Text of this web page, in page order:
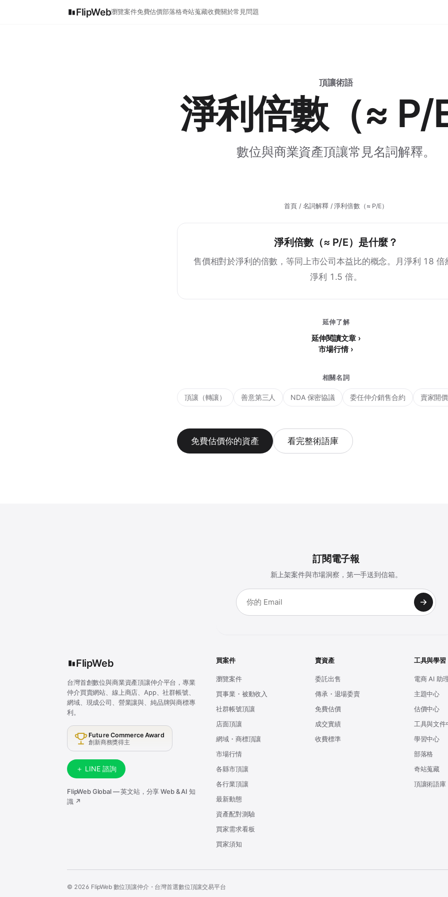
FlipWeb瀏覽案件免費估價部落格奇站蒐藏收費關於常見問題
頂讓術語
淨利倍數（≈ P/
數位與商業資產頂讓常見名詞解釋。
首頁 / 名詞解釋/ 淨利倍數（≈ P/E）
淨利倍數（≈ P/E）是什麼？
售價相對於淨利的倍數，等同上市公司本益比的概念。月淨利 18 倍
淨利 1.5 倍。
延伸了解
延伸閱讀文章 ›
市場行情 ›
相關名詞
頂讓（轉讓） 善意第三人 NDA 保密協議 委任仲介銷售合約 賣家開價
免費估價你的資產 看完整術語庫
訂閱電子報
新上架案件與市場洞察，第一手送到信箱。
FlipWeb
台灣首創數位與商業資產頂讓仲介平台，專業
仲介買賣網站、線上商店、App、社群帳號、
網域、現成公司、營業讓與、純品牌與商標專
利。
Future Commerce Award
創新商務獎得主
＋ LINE 諮詢
FlipWeb Global — 英文站，分享 Web & AI 知
識 ↗
買案件
瀏覽案件
買事業・被動收入
社群帳號頂讓
店面頂讓
網域・商標頂讓
市場行情
各縣市頂讓
各行業頂讓
最新動態
資產配對測驗
買家需求看板
買家須知
賣資產
委託出售
傳承・退場委賣
免費估價
成交實績
收費標準
工具與學習
電商 AI 助
主題中心
估價中心
工具與文件
學習中心
部落格
奇站蒐藏
頂讓術語庫
© 2026 FlipWeb 數位頂讓仲介・台灣首選數位頂讓交易平台